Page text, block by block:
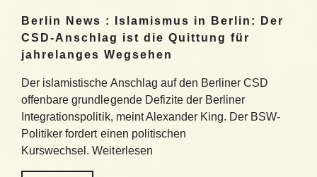
Berlin News : Islamismus in Berlin: Der
CSD-Anschlag ist die Quittung für
jahrelanges Wegsehen
Der islamistische Anschlag auf den Berliner CSD
offenbare grundlegende Defizite der Berliner
Integrationspolitik, meint Alexander King. Der BSW-
Politiker fordert einen politischen
Kurswechsel. Weiterlesen